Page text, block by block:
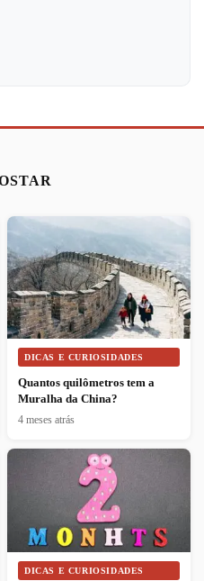
DICAS E CURIOSIDADES
Quantos quilômetros tem a
Muralha da China?
4 meses atrás
DICAS E CURIOSIDADES